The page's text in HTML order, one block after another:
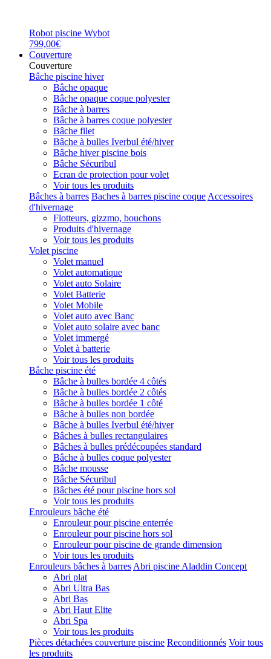
Robot piscine Wybot
799,00€
Couverture
Couverture
Bâche piscine hiver
Bâche opaque
Bâche opaque coque polyester
Bâche à barres
Bâche à barres coque polyester
Bâche filet
Bâche à bulles Iverbul été/hiver
Bâche hiver piscine bois
Bâche Sécuribul
Ecran de protection pour volet
Voir tous les produits
Bâches à barres Baches à barres piscine coque Accessoires
d'hivernage
Flotteurs, gizzmo, bouchons
Produits d'hivernage
Voir tous les produits
Volet piscine
Volet manuel
Volet automatique
Volet auto Solaire
Volet Batterie
Volet Mobile
Volet auto avec Banc
Volet auto solaire avec banc
Volet immergé
Volet à batterie
Voir tous les produits
Bâche piscine été
Bâche à bulles bordée 4 côtés
Bâche à bulles bordée 2 côtés
Bâche à bulles bordée 1 côté
Bâche à bulles non bordée
Bâche à bulles Iverbul été/hiver
Bâches à bulles rectangulaires
Bâches à bulles prédécoupées standard
Bâche à bulles coque polyester
Bâche mousse
Bâche Sécuribul
Bâches été pour piscine hors sol
Voir tous les produits
Enrouleurs bâche été
Enrouleur pour piscine enterrée
Enrouleur pour piscine hors sol
Enrouleur pour piscine de grande dimension
Voir tous les produits
Enrouleurs bâches à barres Abri piscine Aladdin Concept
Abri plat
Abri Ultra Bas
Abri Bas
Abri Haut Elite
Abri Spa
Voir tous les produits
Pièces détachées couverture piscine Reconditionnés Voir tous
les produits